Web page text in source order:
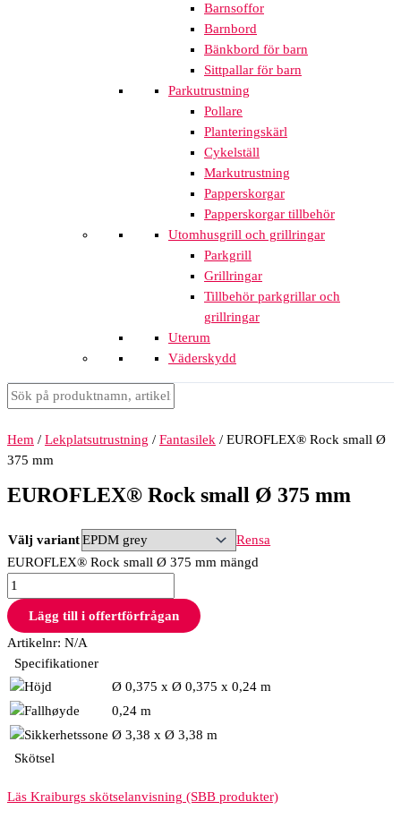
Barnsoffor
Barnbord
Bänkbord för barn
Sittpallar för barn
Parkutrustning
Pollare
Planteringskärl
Cykelställ
Markutrustning
Papperskorgar
Papperskorgar tillbehör
Utomhusgrill och grillringar
Parkgrill
Grillringar
Tillbehör parkgrillar och
grillringar
Uterum
Väderskydd
Hem / Lekplatsutrustning / Fantasilek / EUROFLEX® Rock small Ø
375 mm
EUROFLEX® Rock small Ø 375 mm
Välj variant
Rensa
EUROFLEX® Rock small Ø 375 mm mängd
Lägg till i offertförfrågan
Artikelnr: N/A
Specifikationer
Ø 0,375 x Ø 0,375 x 0,24 m
0,24 m
Ø 3,38 x Ø 3,38 m
Skötsel
Läs Kraiburgs skötselanvisning (SBB produkter)